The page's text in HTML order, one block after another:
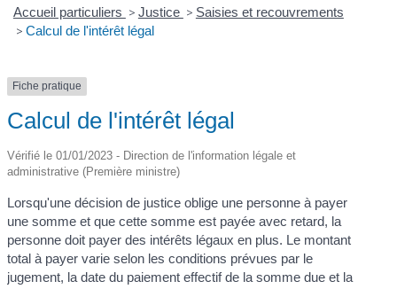
Accueil particuliers > Justice > Saisies et recouvrements
> Calcul de l'intérêt légal
Fiche pratique
Calcul de l'intérêt légal
Vérifié le 01/01/2023 - Direction de l'information légale et
administrative (Première ministre)
Lorsqu'une décision de justice oblige une personne à payer
une somme et que cette somme est payée avec retard, la
personne doit payer des intérêts légaux en plus. Le montant
total à payer varie selon les conditions prévues par le
jugement, la date du paiement effectif de la somme due et la